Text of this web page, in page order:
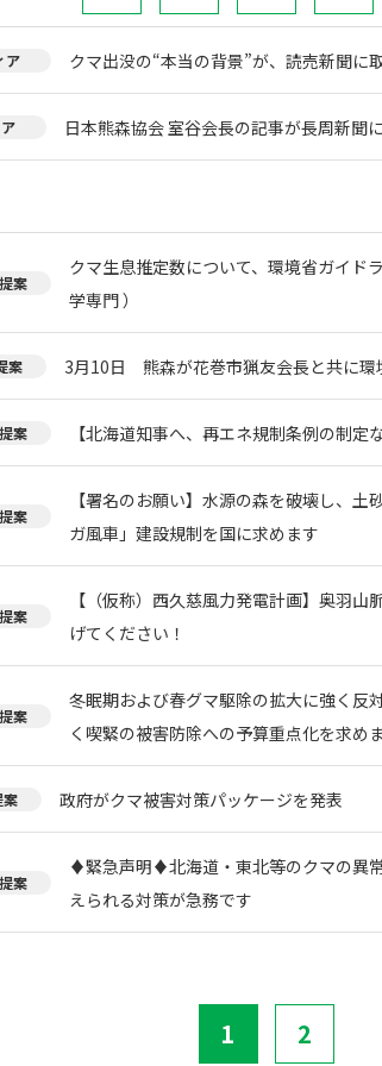
ア クマ出没の“本当の背景”が、読売新聞に
日本熊森協会 室谷会長の記事が長周新聞
案
クマ生息推定数について、環境省ガイ
学専門 ）
案 3月10日 熊森が花巻市猟友会長と共に環
案 【北海道知事へ、再エネ規制条例の制定
案
【署名のお願い】水源の森を破壊し、
ガ風車」建設規制を国に求めます
案
【（仮称）西久慈風力発電計画】奥羽
げてください！
案
冬眠期および春グマ駆除の拡大に強く反
く喫緊の被害防除への予算重点化を求め
案 政府がクマ被害対策パッケージを発表
案
♦️緊急声明♦️北海道・東北等のクマの異
えられる対策が急務です
1 2